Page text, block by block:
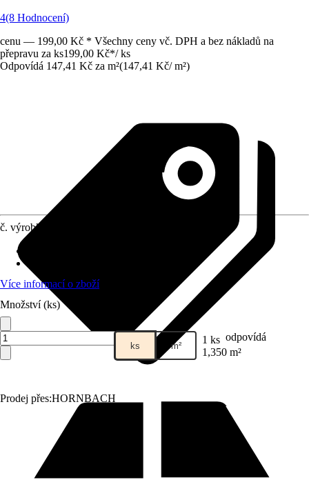
4(8 Hodnocení)
cenu — 199,00 Kč * Všechny ceny vč. DPH a bez nákladů na
přepravu za ks199,00 Kč*/ ks
Odpovídá 147,41 Kč za m²(147,41 Kč/ m²)
Prodej přes:HORNBACH
č. výrobku
Více informací o zboží
Množství (ks)
ks m² 1 ks odpovídá
1,350 m²